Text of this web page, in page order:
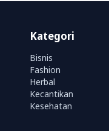
Kategori
Bisnis
Fashion
Herbal
Kecantikan
Kesehatan